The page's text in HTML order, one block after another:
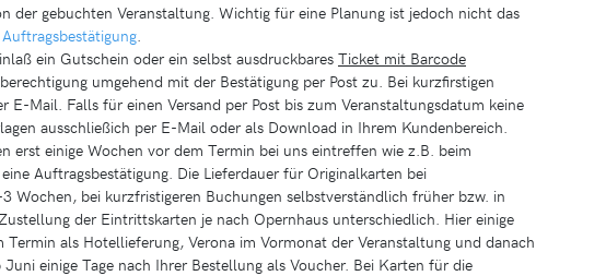
der gebuchten Veranstaltung. Wichtig für eine Planung ist jedoch nicht das
Auftragsbestätigung.
ein Gutschein oder ein selbst ausdruckbaresTicket mit Barcode
umgehend mit der Bestätigung per Post zu. Bei kurzfirstigen
E-Mail. Falls für einen Versand per Post bis zum Veranstaltungsdatum keine
ausschließich per E-Mail oder als Download in Ihrem Kundenbereich.
erst einige Wochen vor dem Termin bei uns eintreffen wie z.B. beim
Auftragsbestätigung. Die Lieferdauer für Originalkarten bei
Wochen, bei kurzfristigeren Buchungen selbstverständlich früher bzw. in
der Eintrittskarten je nach Opernhaus unterschiedlich. Hier einige
Termin als Hotellieferung, Verona im Vormonat der Veranstaltung und danach
einige Tage nach Ihrer Bestellung als Voucher. Bei Karten für die